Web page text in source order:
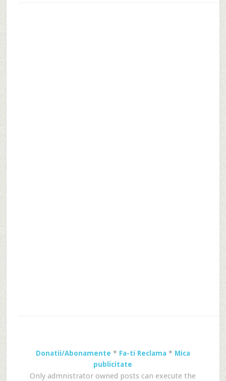
Donatii/Abonamente * Fa-ti Reclama * Mica
publicitate
Only admnistrator owned posts can execute the